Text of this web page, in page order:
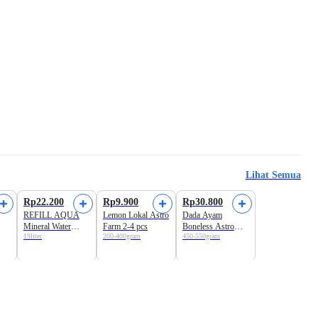
Lihat Semua
Rp22.200
REFILL AQUA
Mineral Water
Galon
19liter
Rp9.900
Lemon Lokal Astro
Farm 2-4 pcs
200-400gram
Rp30.800
Dada Ayam
Boneless Astro
Farm
450-550gram